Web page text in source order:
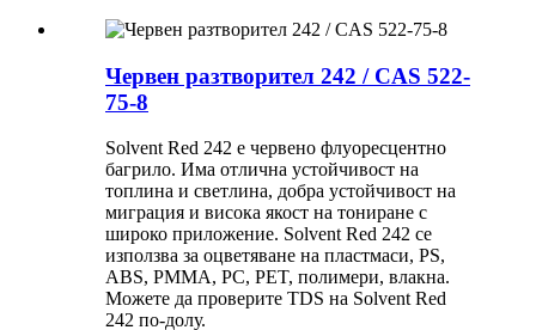
Червен разтворител 242 / CAS 522-
75-8
Solvent Red 242 е червено флуоресцентно
багрило. Има отлична устойчивост на
топлина и светлина, добра устойчивост на
миграция и висока якост на тониране с
широко приложение. Solvent Red 242 се
използва за оцветяване на пластмаси, PS,
ABS, PMMA, PC, PET, полимери, влакна.
Можете да проверите TDS на Solvent Red
242 по-долу.